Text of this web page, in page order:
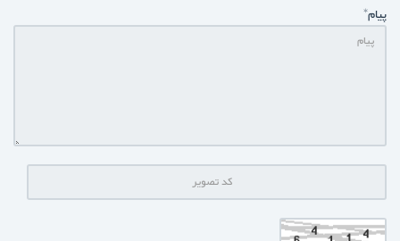
پیام*